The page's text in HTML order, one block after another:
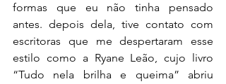
formas que eu não tinha pensado
antes. depois dela, tive contato com
escritoras que me despertaram esse
estilo como a Ryane Leão, cujo livro
“Tudo nela brilha e queima” abriu